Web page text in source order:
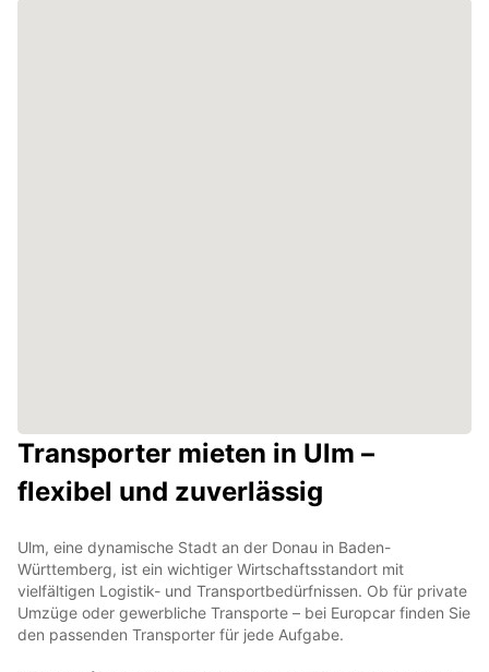
Transporter mieten in Ulm –
flexibel und zuverlässig
Ulm, eine dynamische Stadt an der Donau in Baden-
Württemberg, ist ein wichtiger Wirtschaftsstandort mit
vielfältigen Logistik- und Transportbedürfnissen. Ob für private
Umzüge oder gewerbliche Transporte – bei Europcar finden Sie
den passenden Transporter für jede Aufgabe.